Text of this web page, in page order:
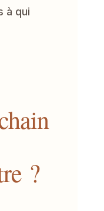
à qui
?